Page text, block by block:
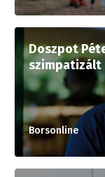
Doszpot
szimpatizált
Borsonline